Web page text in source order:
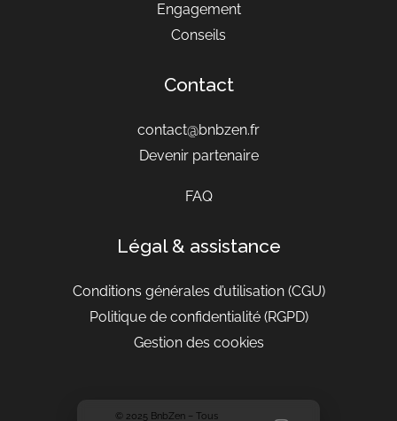
Engagement
Conseils
Contact
contact@bnbzen.fr
Devenir partenaire
FAQ
Légal & assistance
Conditions générales d’utilisation(CGU)
Politique de confidentialité (RGPD)
Gestion des cookies
© 2025 BnbZen – Tous